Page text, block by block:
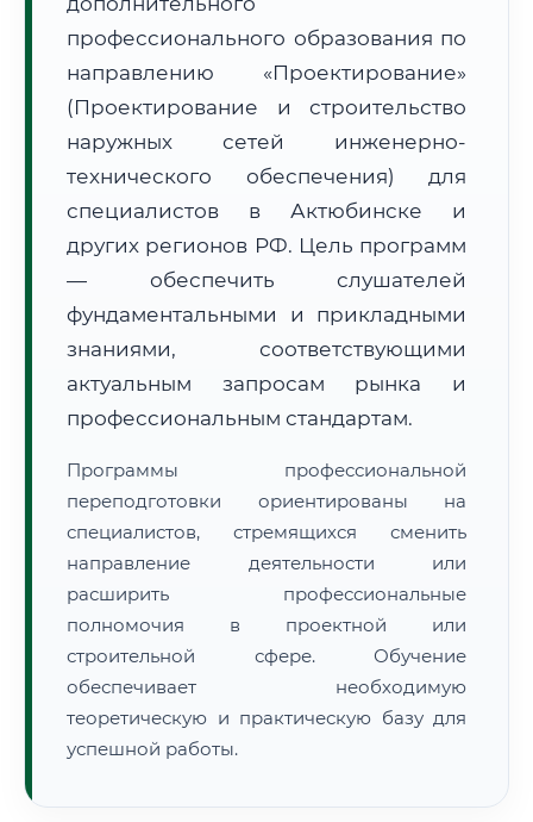
Расчет логистики оригиналов:
• Маршрут транзита:~1 910 км
3–5 рабочих дней
📜 Документы и аккредитация
профессионального образования по
направлению «Проектирование»
(Проектирование и строительство
наружных сетей инженерно-
технического обеспечения) для
специалистов в Актюбинске и
других регионов РФ. Цель программ
— обеспечить слушателей
фундаментальными и прикладными
знаниями, соответствующими
актуальным запросам рынка и
профессиональным стандартам.
Программы профессиональной
переподготовки ориентированы на
специалистов, стремящихся сменить
направление деятельности или
расширить профессиональные
полномочия в проектной или
строительной сфере. Обучение
обеспечивает необходимую
теоретическую и практическую базу для
успешной работы.